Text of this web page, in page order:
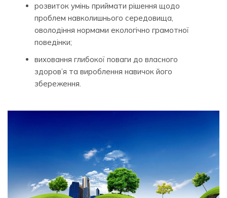
розвиток умінь приймати рішення щодо
проблем навколишнього середовища,
оволодіння нормами екологічно грамотної
поведінки;
виховання глибокої поваги до власного
здоров’я та вироблення навичок його
збереження.